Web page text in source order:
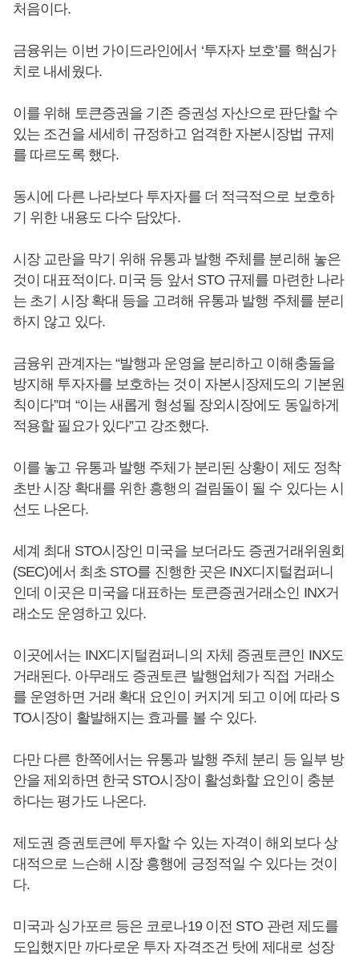
처음이다.
금융위는 이번 가이드라인에서 ‘투자자 보호’를 핵심가
치로 내세웠다.
이를 위해 토큰증권을 기존 증권성 자산으로 판단할 수
있는 조건을 세세히 규정하고 엄격한 자본시장법 규제
를 따르도록 했다.
동시에 다른 나라보다 투자자를 더 적극적으로 보호하
기 위한 내용도 다수 담았다.
시장 교란을 막기 위해 유통과 발행 주체를 분리해 놓은
것이 대표적이다. 미국 등 앞서 STO 규제를 마련한 나라
는 초기 시장 확대 등을 고려해 유통과 발행 주체를 분리
하지 않고 있다.
금융위 관계자는 “발행과 운영을 분리하고 이해충돌을
방지해 투자자를 보호하는 것이 자본시장제도의 기본원
칙이다”며 “이는 새롭게 형성될 장외시장에도 동일하게
적용할 필요가 있다”고 강조했다.
이를 놓고 유통과 발행 주체가 분리된 상황이 제도 정착
초반 시장 확대를 위한 흥행의 걸림돌이 될 수 있다는 시
선도 나온다.
세계 최대 STO시장인 미국을 보더라도 증권거래위원회
(SEC)에서 최초 STO를 진행한 곳은 INX디지털컴퍼니
인데 이곳은 미국을 대표하는 토큰증권거래소인 INX거
래소도 운영하고 있다.
이곳에서는 INX디지털컴퍼니의 자체 증권토큰인 INX도
거래된다. 아무래도 증권토큰 발행업체가 직접 거래소
를 운영하면 거래 확대 요인이 커지게 되고 이에 따라 S
TO시장이 활발해지는 효과를 볼 수 있다.
다만 다른 한쪽에서는 유통과 발행 주체 분리 등 일부 방
안을 제외하면 한국 STO시장이 활성화할 요인이 충분
하다는 평가도 나온다.
제도권 증권토큰에 투자할 수 있는 자격이 해외보다 상
대적으로 느슨해 시장 흥행에 긍정적일 수 있다는 것이
다.
미국과 싱가포르 등은 코로나19 이전 STO 관련 제도를
도입했지만 까다로운 투자 자격조건 탓에 제대로 성장